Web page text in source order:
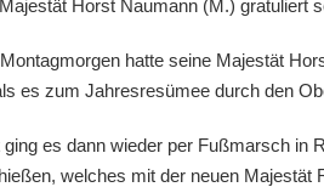
Horst Naumann (M.) gratuliert
hatte seine Majestät
es zum Jahresresümee durch den
ging es dann wieder per Fußmarsch in
welches mit der neuen Majestät